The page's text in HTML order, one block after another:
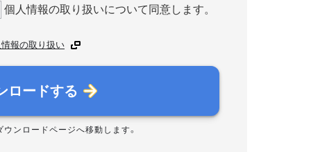
個人情報の取り扱いについて同意します。
報の取り扱い
ロードする
ウンロードページへ移動します。